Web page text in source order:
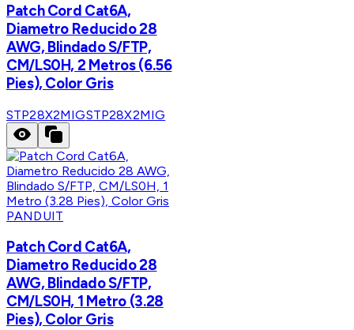
Patch Cord Cat6A,
Diametro Reducido 28
AWG, Blindado S/FTP,
CM/LS0H, 2 Metros (6.56
Pies), Color Gris
STP28X2MIGSTP28X2MIG
PANDUIT
Patch Cord Cat6A,
Diametro Reducido 28
AWG, Blindado S/FTP,
CM/LS0H, 1 Metro (3.28
Pies), Color Gris